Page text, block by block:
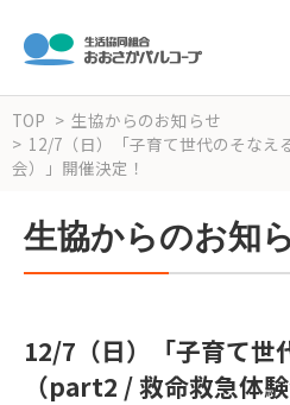
TOP
生協からのお知らせ
12/7（日）「子育て世代のそなえ
会）」開催決定！
生協からのお知
12/7（日）「子育て世
（part2 / 救命救急体